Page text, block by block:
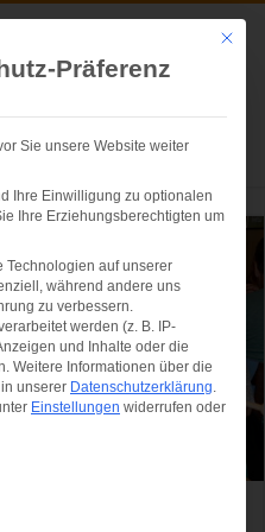
stellen
Mit
Präferenz
Sie unsere Website weiter
Ihre Einwilligung zu optionalen
Ihre Erziehungsberechtigten um
Technologien auf unserer
während andere uns
zu verbessern.
werden (z. B. IP-
und Inhalte oder die
Weitere Informationen über die
unserer Datenschutzerklärung.
Einstellungen widerrufen oder
für die eine Einwilligung